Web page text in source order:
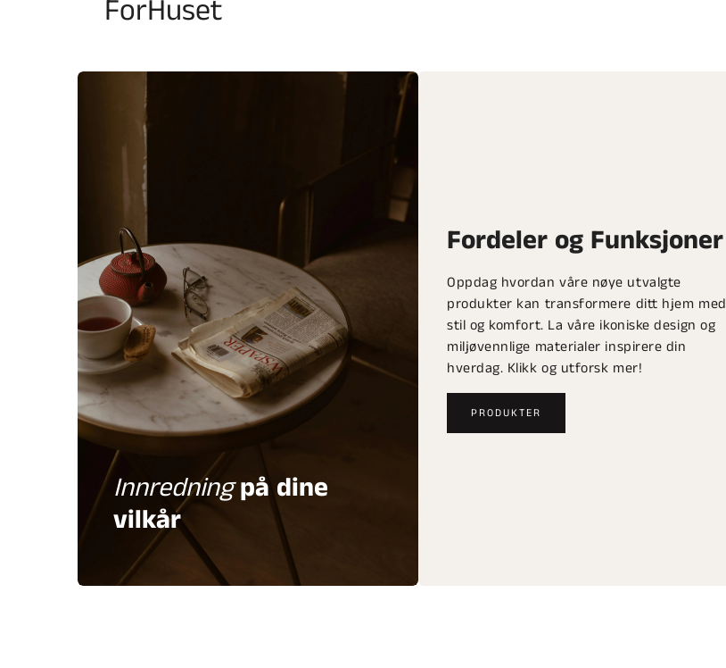
ForHuset
Innredningpå dine
vilkår
Fordeler og Funksjoner
Oppdag hvordan våre nøye utvalgte
produkter kan transformere ditt hjem med
stil og komfort. La våre ikoniske design og
miljøvennlige materialer inspirere din
hverdag. Klikk og utforsk mer!
PRODUKTER